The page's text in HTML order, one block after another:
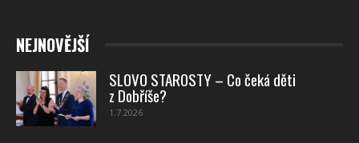
NEJNOVĚJŠÍ
SLOVO STAROSTY – Co čeká děti
z Dobříše?
1.7.2026